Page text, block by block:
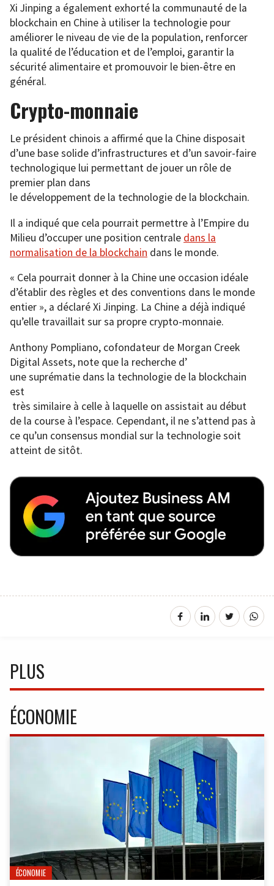
Xi Jinping a également exhorté la communauté de la
blockchain en Chine à utiliser la technologie pour
améliorer le niveau de vie de la population, renforcer
la qualité de l’éducation et de l’emploi, garantir la
sécurité alimentaire et promouvoir le bien-être en
général.
Crypto-monnaie
Le président chinois a affirmé que la Chine disposait
d’une base solide d’infrastructures et d’un savoir-faire
technologique lui permettant de jouer un rôle de
premier plan dans
le développement de la technologie de la blockchain.
Il a indiqué que cela pourrait permettre à l’Empire du
Milieu d’occuper une position centrale dans la
normalisation de la blockchain dans le monde.
« Cela pourrait donner à la Chine une occasion idéale
d’établir des règles et des conventions dans le monde
entier », a déclaré Xi Jinping. La Chine a déjà indiqué
qu’elle travaillait sur sa propre crypto-monnaie.
Anthony Pompliano, cofondateur de Morgan Creek
Digital Assets, note que la recherche d’
une suprématie dans la technologie de la blockchain
est
très similaire à celle à laquelle on assistait au début
de la course à l’espace. Cependant, il ne s’attend pas à
ce qu’un consensus mondial sur la technologie soit
atteint de sitôt.
PLUS
ÉCONOMIE
ÉCONOMIE